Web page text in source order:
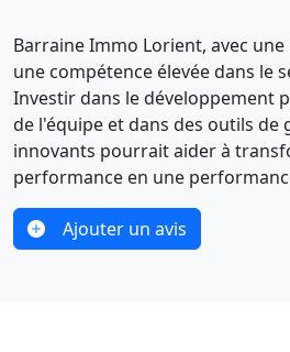
Barraine Immo Lorient, avec
une compétence élevée dans le
Investir dans le développement
de l'équipe et dans des outils de
innovants pourrait aider à
performance en une
Ajouter un avis